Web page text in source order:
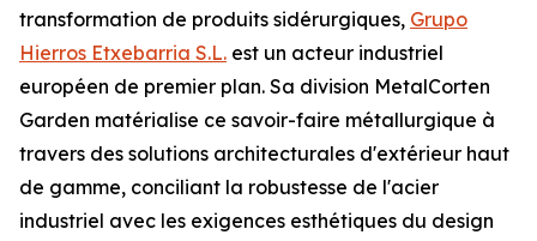
transformation de produits sidérurgiques, Grupo
Hierros Etxebarria S.L. est un acteur industriel
européen de premier plan. Sa division MetalCorten
Garden matérialise ce savoir-faire métallurgique à
travers des solutions architecturales d'extérieur haut
de gamme, conciliant la robustesse de l'acier
industriel avec les exigences esthétiques du design